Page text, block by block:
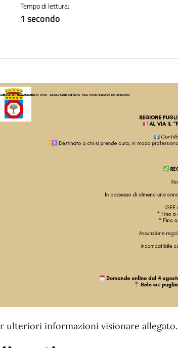
Tempo di lettura:
1 secondo
ulteriori informazioni visionare allegato.